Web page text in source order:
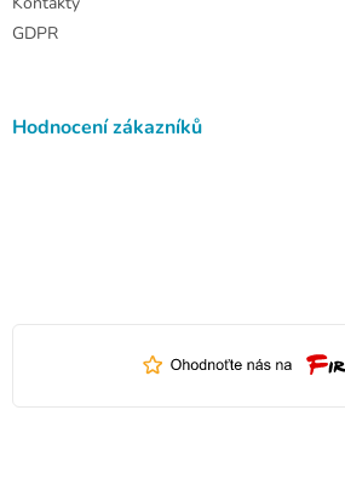
GDPR
Hodnocení zákazníků